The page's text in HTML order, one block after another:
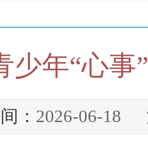
少年“心事
： 2026-06-18